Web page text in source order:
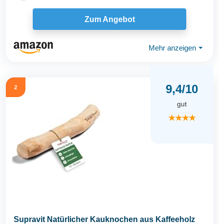
Zum Angebot
Mehr anzeigen ⏷
2 9,4/10
gut
★★★★
Supravit Natürlicher Kauknochen aus Kaffeeholz